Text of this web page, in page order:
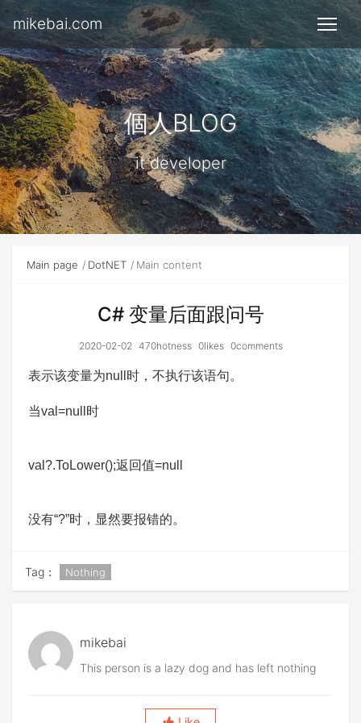
mikebai.com
個人BLOG
it developer
Main page DotNET Main content
C# 变量后面跟问号
2020-02-02 470hotness 0likes 0comments
表示该变量为null时，不执行该语句。
当val=null时
val?.ToLower();返回值=null
没有“?”时，显然要报错的。
Tag： Nothing
mikebai
This person is a lazy dog and has left nothing